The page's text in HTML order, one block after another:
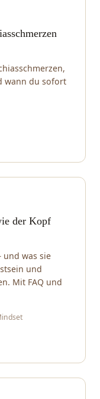
wann du sofort
der Kopf
was sie
und
Mit FAQ und